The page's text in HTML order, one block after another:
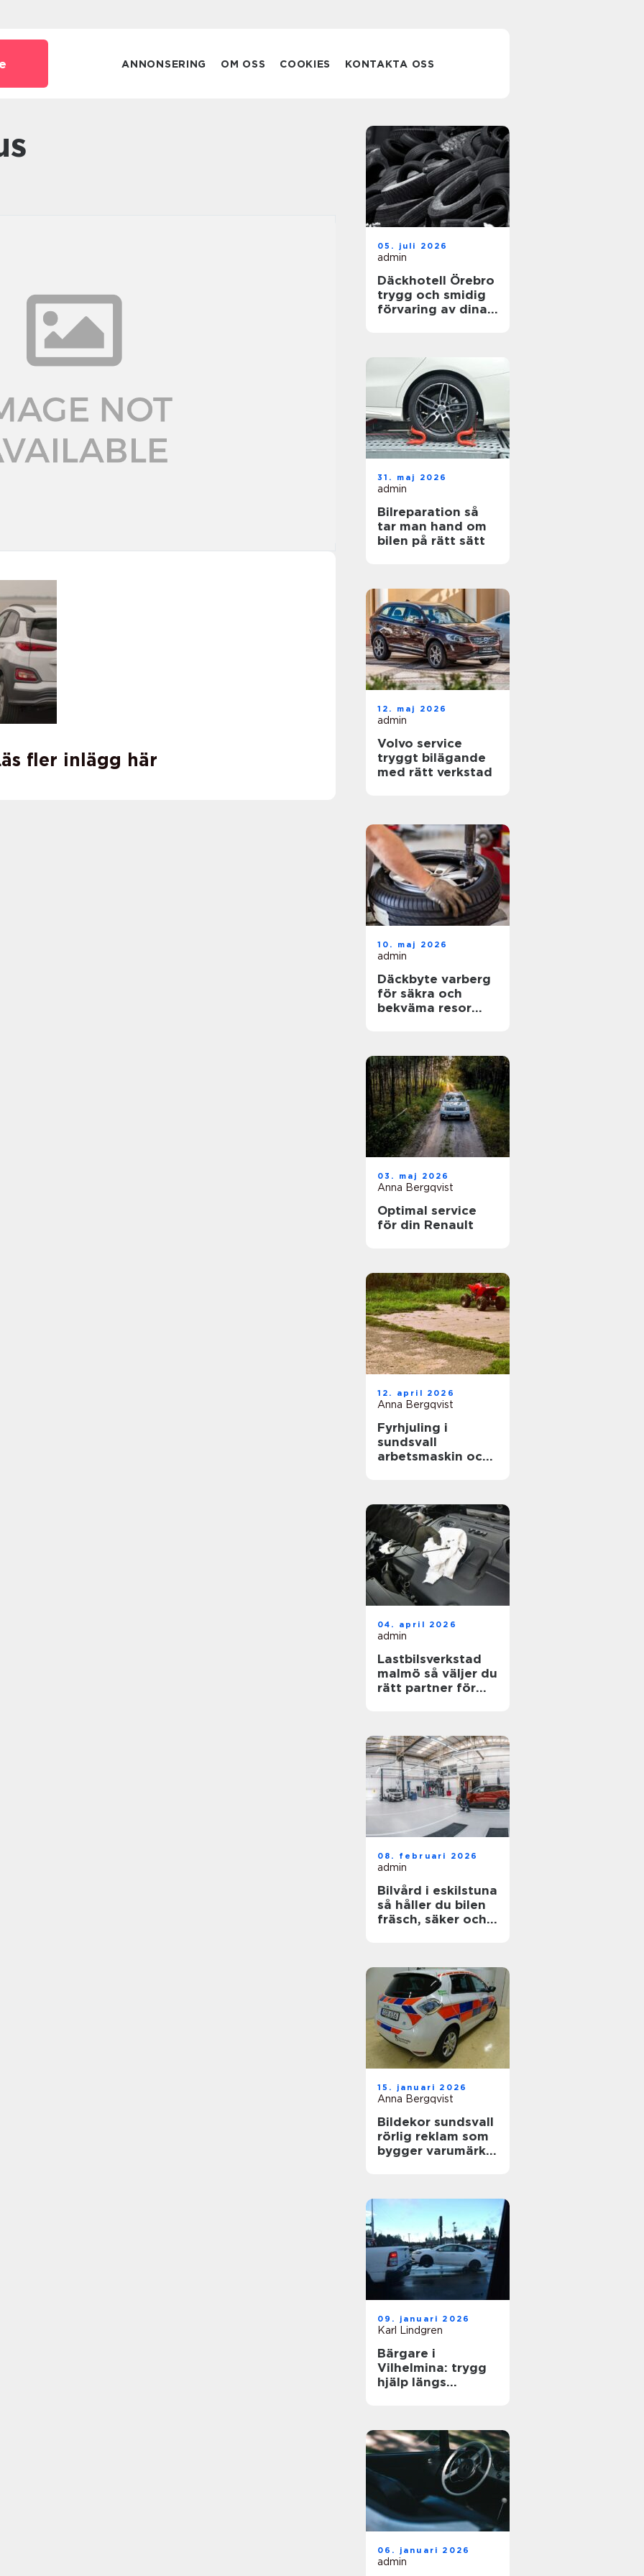
ANNONSERING OM OSS COOKIES KONTAKTA OSS
fler inlägg här
05. juli 2026
admin
Däckhotell Örebro
trygg och smidig
förvaring av dina
31. maj 2026
admin
Bilreparation så
tar man hand om
bilen på rätt sätt
12. maj 2026
admin
Volvo service
tryggt bilägande
med rätt verkstad
10. maj 2026
admin
Däckbyte varberg
för säkra och
bekväma resor
03. maj 2026
Anna Bergqvist
Optimal service
för din Renault
12. april 2026
Anna Bergqvist
Fyrhjuling i
sundsvall
arbetsmaskin och
04. april 2026
admin
Lastbilsverkstad
malmö så väljer du
rätt partner för
08. februari 2026
admin
Bilvård i eskilstuna
så håller du bilen
fräsch, säker och
15. januari 2026
Anna Bergqvist
Bildekor sundsvall
rörlig reklam som
bygger varumärke
09. januari 2026
Karl Lindgren
Bärgare i
Vilhelmina: trygg
hjälp längs
06. januari 2026
admin